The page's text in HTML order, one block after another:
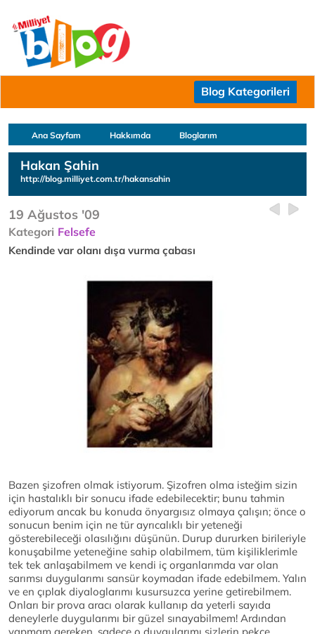
Blog Kategorileri
Ana Sayfam Hakkımda Bloglarım
Hakan Şahin
http://blog.milliyet.com.tr/hakansahin
19 Ağustos '09
Kategori Felsefe
Kendinde var olanı dışa vurma çabası
Bazen şizofren olmak istiyorum. Şizofren olma isteğim sizin
için hastalıklı bir sonucu ifade edebilecektir; bunu tahmin
ediyorum ancak bu konuda önyargısız olmaya çalışın; önce o
sonucun benim için ne tür ayrıcalıklı bir yeteneği
gösterebileceği olasılığını düşünün. Durup dururken birileriyle
konuşabilme yeteneğine sahip olabilmem, tüm kişiliklerimle
tek tek anlaşabilmem ve kendi iç organlarımda var olan
sarımsı duygularımı sansür koymadan ifade edebilmem. Yalın
ve en çıplak diyaloglarımı kusursuzca yerine getirebilmem.
Onları bir prova aracı olarak kullanıp da yeterli sayıda
deneylerle duygularımı bir güzel sınayabilmem! Ardından